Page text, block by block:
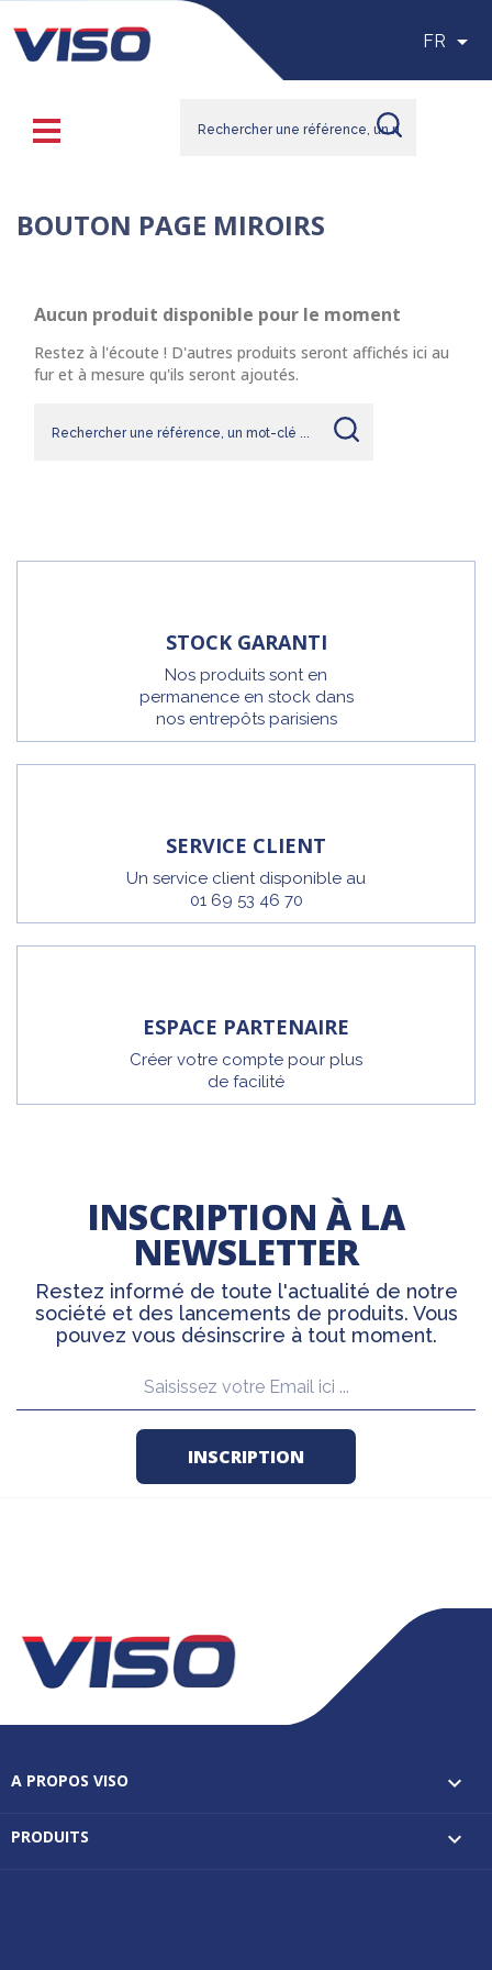
FR 
BOUTON PAGE MIROIRS
Aucun produit disponible pour le moment
Restez à l'écoute ! D'autres produits seront affichés ici au
fur et à mesure qu'ils seront ajoutés.
STOCK GARANTI
Nos produits sont en
permanence en stock dans
nos entrepôts parisiens
SERVICE CLIENT
Un service client disponible au
01 69 53 46 70
ESPACE PARTENAIRE
Créer votre compte pour plus
de facilité
INSCRIPTION À LA
NEWSLETTER
Restez informé de toute l'actualité de notre
société et des lancements de produits. Vous
pouvez vous désinscrire à tout moment.
A PROPOS VISO 
PRODUITS 